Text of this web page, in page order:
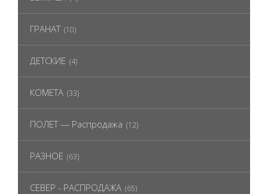
ГРАНАТ (10)
ДЕТСКИЕ (4)
КОМЕТА (33)
ПОЛЕТ — Распродажа (12)
РАЗНОЕ (63)
СЕВЕР - РАСПРОДАЖА (65)